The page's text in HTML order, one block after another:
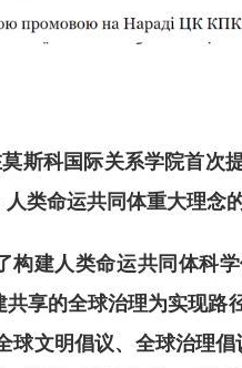
莫斯科国际关系学院首次
类命运共同体重大理念
构建人类命运共同体科
享的全球治理为实现路
球文明倡议、全球治理倡